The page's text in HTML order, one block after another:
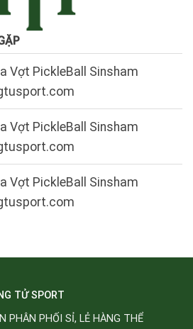
Vợt PickleBall Sinsham
Vợt PickleBall Sinsham
Vợt PickleBall Sinsham
TỬ SPORT
PHÂN PHỐI SỈ, LẺ HÀNG THỂ